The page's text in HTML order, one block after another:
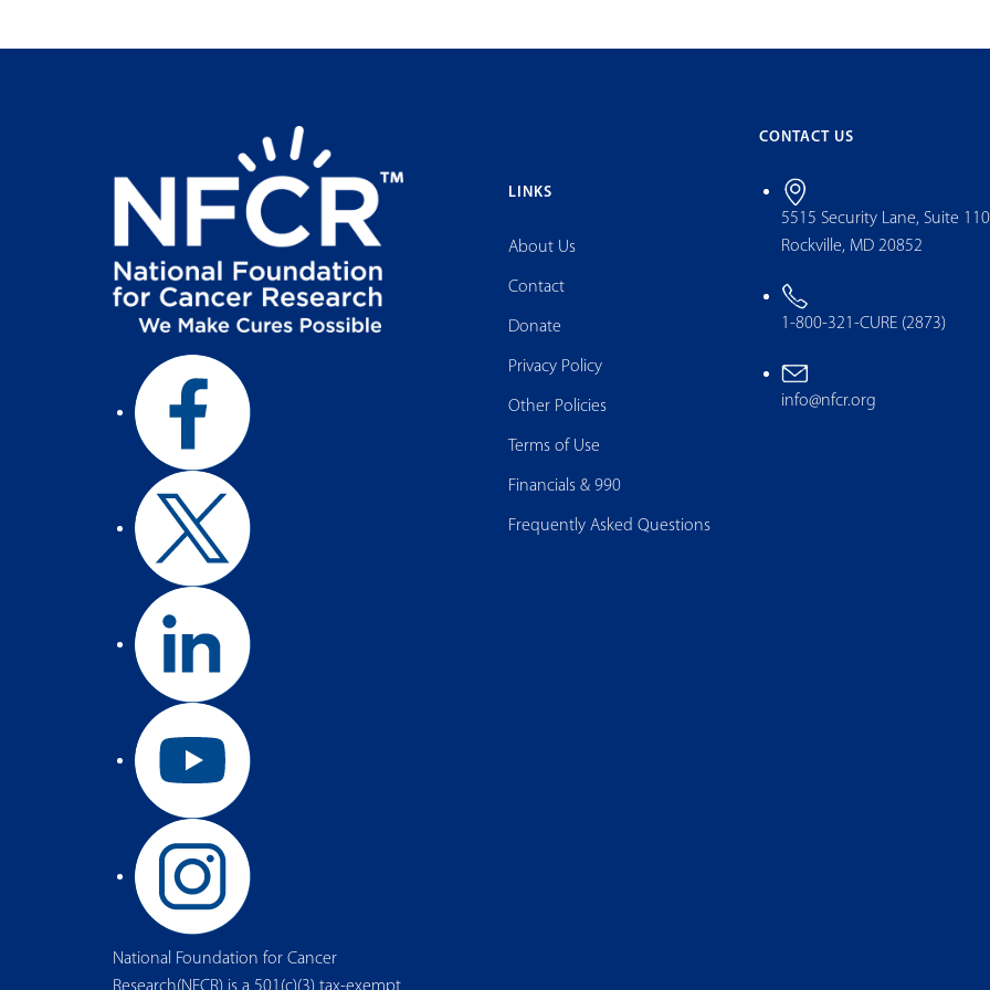
National Foundation for Cancer
LINKS
About Us
Contact
Donate
Privacy Policy
Other Policies
Terms of Use
Financials & 990
Frequently Asked Questions
CONTACT US
5515 Security Lane, Suite
Rockville, MD 20852
1-800-321-CURE (2873)
info@nfcr.org